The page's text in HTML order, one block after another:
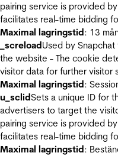
pairing service is provided
facilitates real-time bidding
Maximal lagringstid: 13
_screloadUsed by
the website - The cookie
visitor data for further visitor
Maximal lagringstid:
u_sclidSets a unique ID for
advertisers to target the
pairing service is provided
facilitates real-time bidding
Maximal lagringstid: